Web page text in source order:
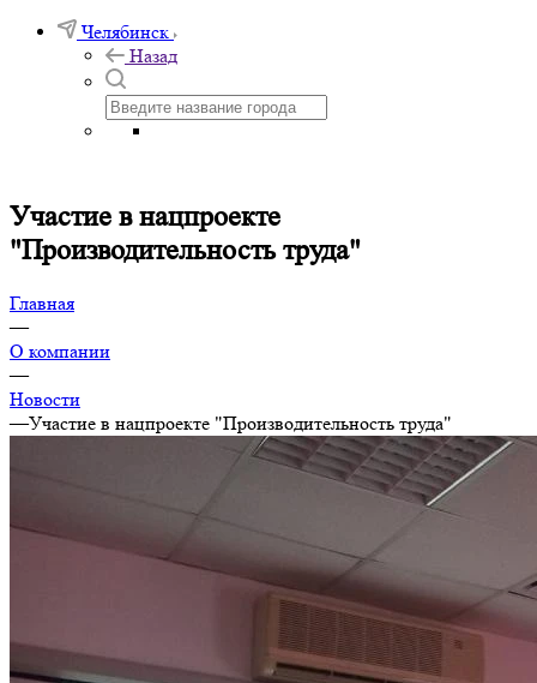
Челябинск
Назад
Участие в нацпроекте
"Производительность труда"
Главная
—
О компании
—
Новости
—Участие в нацпроекте "Производительность труда"